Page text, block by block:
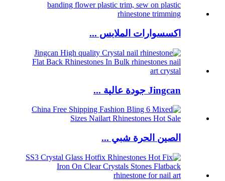
اكسسوارات الملابس ...
Jingcan جودة عالية ...
الصين الحرة شبي ...